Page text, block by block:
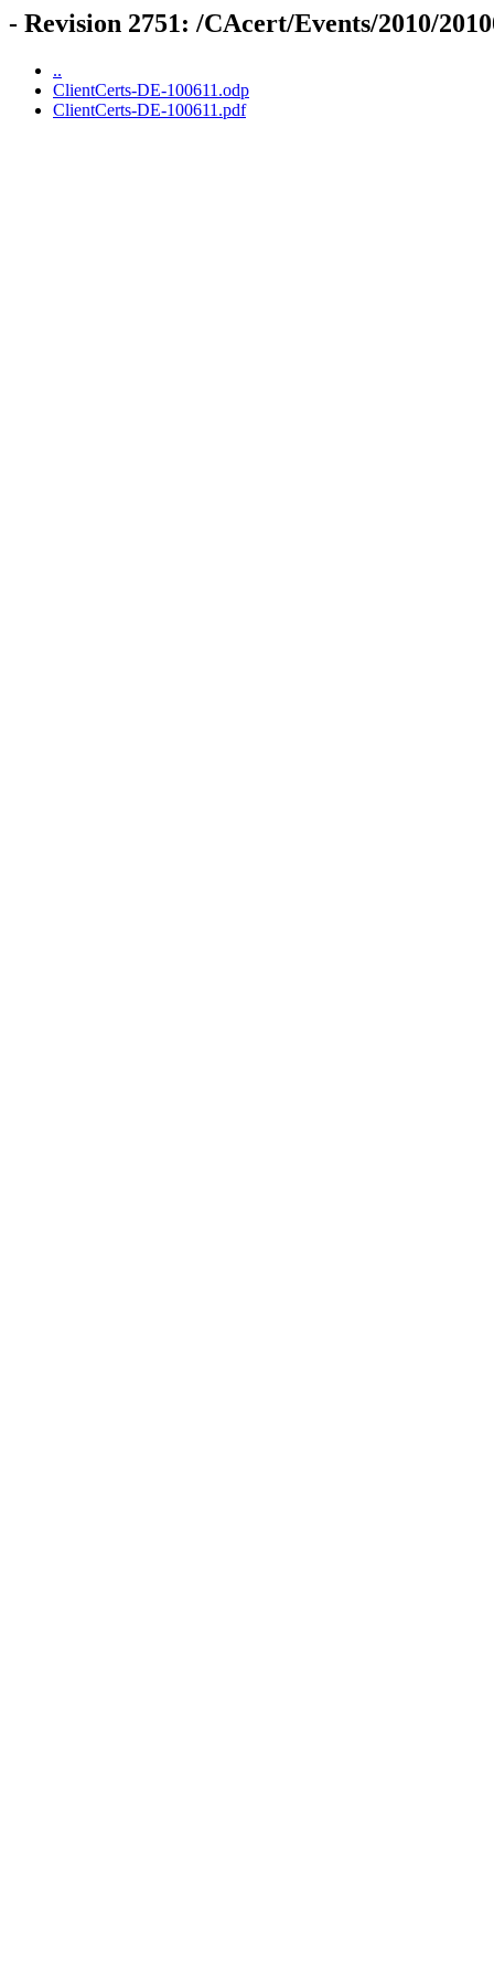
- Revision 2751: /CAcert/Events/2010/
..
ClientCerts-DE-100611.odp
ClientCerts-DE-100611.pdf